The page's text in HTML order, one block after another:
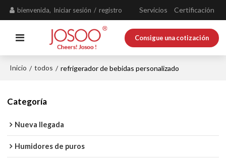
bienvenida, Iniciar sesión / registro Servicios Certificación
Consigue una cotización
Inicio / todos / refrigerador de bebidas personalizado
Categoría
Nueva llegada
Humidores de puros